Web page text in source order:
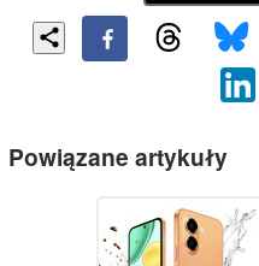
Powiązane artykuły